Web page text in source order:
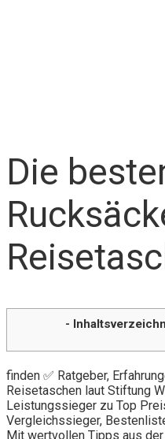
Die
-
finden ✅ Ratgeber,
Reisetaschen laut Stiftung
Leistungssieger zu Top
Vergleichssieger,
Mit wertvollen Tipps aus